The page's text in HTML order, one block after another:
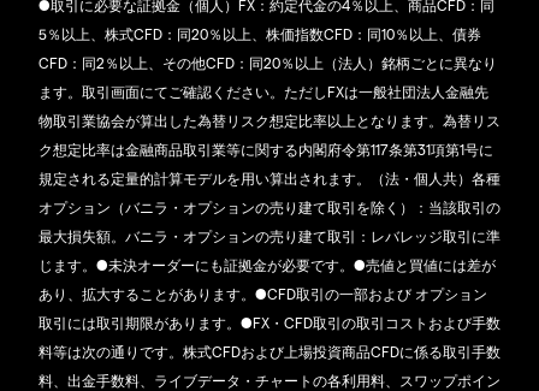
●取引に必要な証拠金（個人）FX：約定代金の4％以上、商品CFD：同
5％以上、株式CFD：同20％以上、株価指数CFD：同10％以上、債券
CFD：同2％以上、その他CFD：同20％以上（法人）銘柄ごとに異なり
ます。取引画面にてご確認ください。ただしFXは一般社団法人金融先
物取引業協会が算出した為替リスク想定比率以上となります。為替リス
ク想定比率は金融商品取引業等に関する内閣府令第117条第31項第1号に
規定される定量的計算モデルを用い算出されます。（法・個人共）各種
オプション（バニラ・オプションの売り建て取引を除く）：当該取引の
最大損失額。バニラ・オプションの売り建て取引：レバレッジ取引に準
じます。●未決オーダーにも証拠金が必要です。●売値と買値には差が
あり、拡大することがあります。●CFD取引の一部および オプション
取引には取引期限があります。●FX・CFD取引の取引コストおよび手数
料等は次の通りです。株式CFDおよび上場投資商品CFDに係る取引手数
料、出金手数料、ライブデータ・チャートの各利用料、スワップポイン